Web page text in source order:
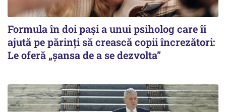
Formula în doi pași a unui psiholog care îi
ajută pe părinți să crească copii încrezători:
Le oferă „șansa de a se dezvolta”